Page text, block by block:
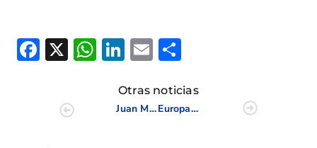
Facebook
X WhatsApp
LinkedIn
Email
Otras noticias
Juan Miró busca ampliar la gloria con España en The Amundi Evian Juniors Cup 2023
Europa manda con solvencia en la Solheim Junior (8,5-3,5) tras la primera jornada